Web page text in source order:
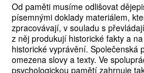
Od paměti musíme odlišovat
písemnými doklady materiálem,
zpracovávají, v souladu s
z něj produkují historické fakty a
historické vyprávění. Společenská
omezena slovy a texty. Ve
psychologickou pamětí zahrnuje